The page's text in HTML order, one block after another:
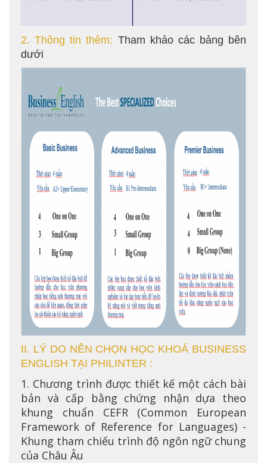
2. Thông tin thêm: Tham khảo các bảng bên
dưới
II. LÝ DO NÊN CHỌN HỌC KHOÁ BUSINESS
ENGLISH TẠI PHILINTER :
1. Chương trình được thiết kế một cách bài
bản và cấp bằng chứng nhận dựa theo
khung chuẩn CEFR (Common European
Framework of Reference for Languages) -
Khung tham chiếu trình độ ngôn ngữ chung
của Châu Âu